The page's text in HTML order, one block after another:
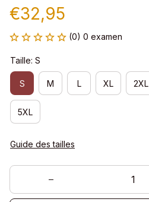
€32,95
(0) 0 examen
Taille: S
S M L XL 2XL
5XL
Guide des tailles